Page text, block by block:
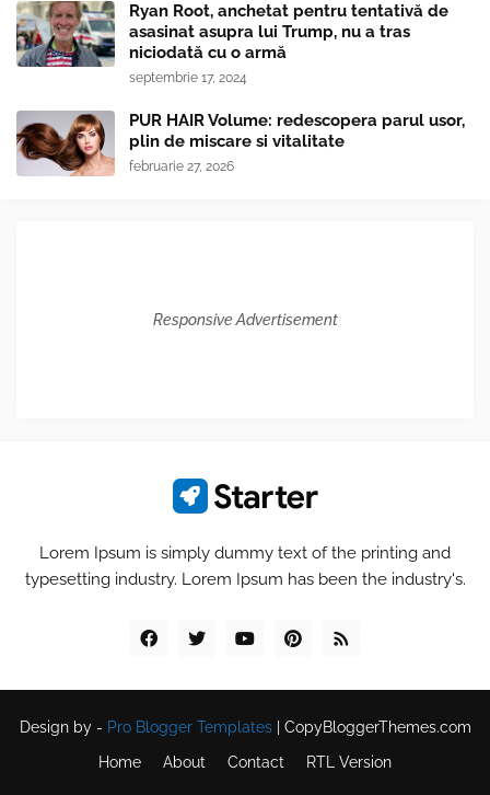
Ryan Root, anchetat pentru tentativă de
asasinat asupra lui Trump, nu a tras
niciodată cu o armă
septembrie 17, 2024
PUR HAIR Volume: redescopera parul usor,
plin de miscare si vitalitate
februarie 27, 2026
Responsive Advertisement
Lorem Ipsum is simply dummy text of the printing and
typesetting industry. Lorem Ipsum has been the industry's.
Design by - Pro Blogger Templates| CopyBloggerThemes.com
Home
About Contact RTL Version